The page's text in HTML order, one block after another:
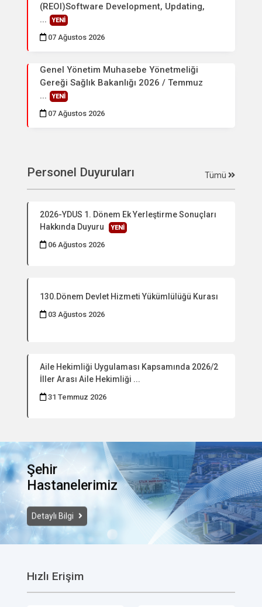
(REOI)Software Development, Updating,
...
YENİ
07 Ağustos 2026
Genel Yönetim Muhasebe Yönetmeliği
Gereği Sağlık Bakanlığı 2026 / Temmuz
...
YENİ
07 Ağustos 2026
Personel Duyuruları Tümü
2026-YDUS 1. Dönem Ek Yerleştirme Sonuçları
Hakkında Duyuru
YENİ
06 Ağustos 2026
130.Dönem Devlet Hizmeti Yükümlülüğü Kurası
03 Ağustos 2026
Aile Hekimliği Uygulaması Kapsamında 2026/2
İller Arası Aile Hekimliği ...
31 Temmuz 2026
Şehir
Hastanelerimiz
Detaylı Bilgi
Hızlı Erişim